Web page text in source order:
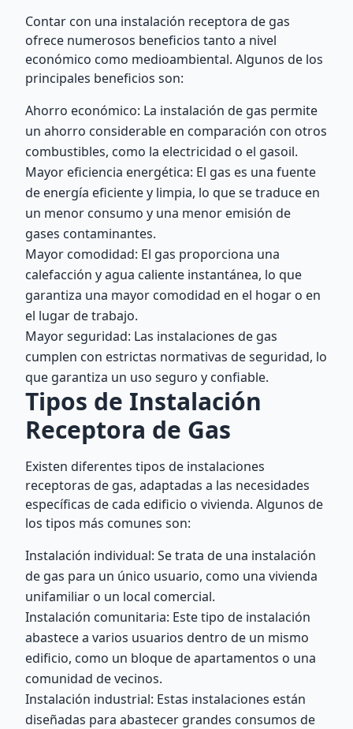
Contar con una instalación receptora de gas
ofrece numerosos beneficios tanto a nivel
económico como medioambiental. Algunos de los
principales beneficios son:
Ahorro económico: La instalación de gas permite
un ahorro considerable en comparación con otros
combustibles, como la electricidad o el gasoil.
Mayor eficiencia energética: El gas es una fuente
de energía eficiente y limpia, lo que se traduce en
un menor consumo y una menor emisión de
gases contaminantes.
Mayor comodidad: El gas proporciona una
calefacción y agua caliente instantánea, lo que
garantiza una mayor comodidad en el hogar o en
el lugar de trabajo.
Mayor seguridad: Las instalaciones de gas
cumplen con estrictas normativas de seguridad, lo
que garantiza un uso seguro y confiable.
Tipos de Instalación
Receptora de Gas
Existen diferentes tipos de instalaciones
receptoras de gas, adaptadas a las necesidades
específicas de cada edificio o vivienda. Algunos de
los tipos más comunes son:
Instalación individual: Se trata de una instalación
de gas para un único usuario, como una vivienda
unifamiliar o un local comercial.
Instalación comunitaria: Este tipo de instalación
abastece a varios usuarios dentro de un mismo
edificio, como un bloque de apartamentos o una
comunidad de vecinos.
Instalación industrial: Estas instalaciones están
diseñadas para abastecer grandes consumos de